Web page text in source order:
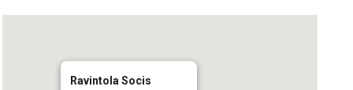
Ravintola Socis